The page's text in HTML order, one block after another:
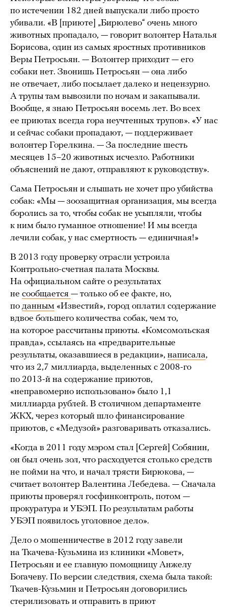
по истечении 182 дней выпускали либо просто
убивали. «В [приюте] „Бирюлево“ очень много
животных пропадало, — говорит волонтер Наталья
Борисова, один из самых яростных противников
Веры Петросьян. — Волонтер приходит — его
собаки нет. Звонишь Петросьян — она либо
не отвечает, либо посылает далеко и нецензурно.
А трупы там вывозили по ночам и закапывали.
Вообще, я знаю Петросьян восемь лет. Во всех
ее приютах всегда гора неучтенных трупов». «У нас
и сейчас собаки пропадают, — поддерживает
волонтер Горелкина. — За последние шесть
месяцев 15–20 животных исчезло. Работники
объяснений не дают, отправляют к руководству».
Сама Петросьян и слышать не хочет про убийства
собак: «Мы — зоозащитная организация, мы всегда
боролись за то, чтобы собак не усыпляли, чтобы
к ним было гуманное отношение! И мы всегда
лечили собак, у нас смертность — единичная!»
В 2013 году проверку отрасли устроила
Контрольно-счетная палата Москвы.
На официальном сайте о результатах
не сообщается — только об ее факте, но,
по данным «Известий», город оплатил содержание
вдвое большего количества собак, чем то,
на которое рассчитаны приюты. «Комсомольская
правда», ссылаясь на «предварительные
результаты, оказавшиеся в редакции», написала,
что из 2,7 миллиарда, выделенных с 2008-го
по 2013-й на содержание приютов,
«неправомерно использовано» было 1,1
миллиарда рублей. В столичном департаменте
ЖКХ, через который шло финансирование
приютов, с «Медузой» разговаривать отказались.
«Когда в 2011 году мэром стал [Сергей] Собянин,
он был очень зол, что расходуется столько средств
не пойми на что, и начал трясти Бирюкова, —
считает волонтер Валентина Лебедева. — Сначала
приюты проверял госфинконтроль, потом —
прокуратура и УБЭП. По результатам работы
УБЭП появилось уголовное дело».
Дело о мошенничестве в 2012 году завели
на Ткачева-Кузьмина из клиники «Мовет»,
Петросьян и ее главную помощницу Анжелу
Богачеву. По версии следствия, схема была такой:
Ткачев-Кузьмин и Петросьян договорились
стерилизовать и отправить в приют